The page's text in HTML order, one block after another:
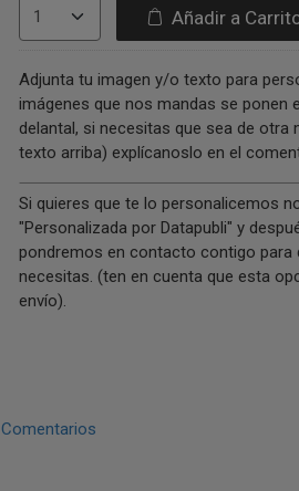
Añadir a
Adjunta tu imagen y/o texto para
imágenes que nos mandas se ponen
delantal, si necesitas que sea de otra
texto arriba) explícanoslo en el
Si quieres que te lo personalicemos
"Personalizada por Datapubli" y
pondremos en contacto contigo para
necesitas. (ten en cuenta que esta
envío).
Comentarios